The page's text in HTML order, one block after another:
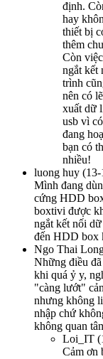
định.
hay
thiết bị
thêm
Còn
ngắt kết
trình
nên có
xuất dữ
usb vì
đang
bạn có
nhiều!
luong huy (13-
Mình đang
cứng HDD
boxtivi được
ngắt kết nối
đến HDD box
Ngo Thai
Những điều
khi quá ỷ y,
"càng lướt"
nhưng không
nhập chứ
không quan
Loi_IT
Cảm ơn